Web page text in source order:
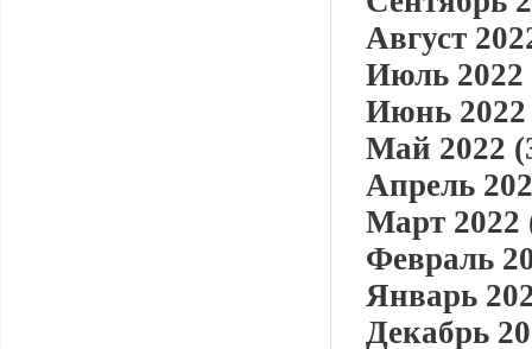
Август
Июль 2022
Июнь 2022
Май 2022
Апрель
Март 2022
Февраль
Январь
Декабрь